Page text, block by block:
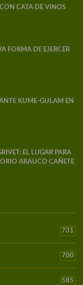
CATA DE VINOS
FORMA DE EJERCER
KUME-GULAM EN
EL LUGAR PARA
ARAUCO CAÑETE
731
700
585